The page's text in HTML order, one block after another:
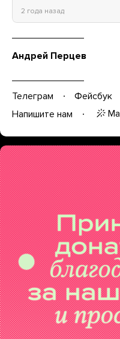
2 года назад
Андрей Перцев
Телеграм Фейсбук
Напишите нам